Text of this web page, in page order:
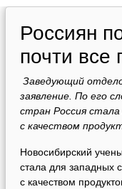
Россиян
почти все
Заведующий
заявление. По его
стран Россия
с качеством
Новосибирский
стала для западных
с качеством